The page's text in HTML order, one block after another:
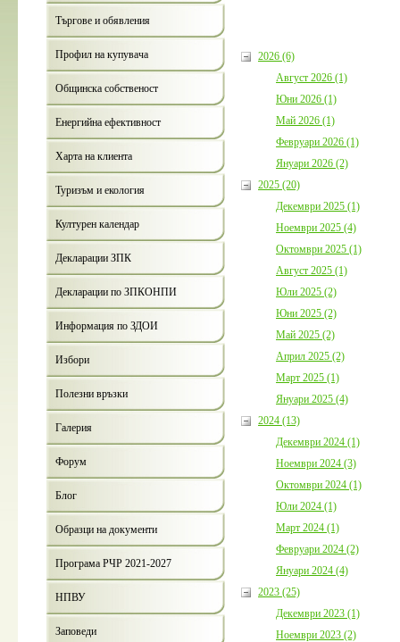
Търгове и обявления
Профил на купувача
Общинска собственост
Енергийна ефективност
Харта на клиента
Туризъм и екология
Културен календар
Декларации ЗПК
Декларации по ЗПКОНПИ
Информация по ЗДОИ
Избори
Полезни връзки
Галерия
Форум
Блог
Образци на документи
Програма РЧР 2021-2027
НПВУ
Заповеди
2026 (6)
Август 2026 (1)
Юни 2026 (1)
Май 2026 (1)
Февруари 2026 (1)
Януари 2026 (2)
2025 (20)
Декември 2025 (1)
Ноември 2025 (4)
Октомври 2025 (1)
Август 2025 (1)
Юли 2025 (2)
Юни 2025 (2)
Май 2025 (2)
Април 2025 (2)
Март 2025 (1)
Януари 2025 (4)
2024 (13)
Декември 2024 (1)
Ноември 2024 (3)
Октомври 2024 (1)
Юли 2024 (1)
Март 2024 (1)
Февруари 2024 (2)
Януари 2024 (4)
2023 (25)
Декември 2023 (1)
Ноември 2023 (2)